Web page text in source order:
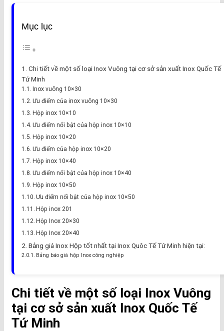
Mục lục
Chi tiết về một số loại Inox Vuông tại cơ sở sản xuất Inox Quốc Tế
Tứ Minh
Inox vuông 10×30
Ưu điểm của inox vuông 10×30
Hộp inox 10×10
Ưu điểm nổi bật của hộp inox 10×10
Hộp inox 10×20
Ưu điểm của hộp inox 10×20
Hộp inox 10×40
Ưu điểm nổi bật của hộp inox 10×40
Hộp inox 10×50
Ưu điểm nổi bật của hộp inox 10×50
Hộp inox 201
Hộp Inox 20×30
Hộp Inox 20×40
Bảng giá Inox Hộp tốt nhất tại Inox Quôc Tế Tứ Minh hiện tại:
Bảng báo giá hộp Inox công nghiệp
Chi tiết về một số loại Inox Vuông
tại cơ sở sản xuất Inox Quốc Tế
Tứ Minh